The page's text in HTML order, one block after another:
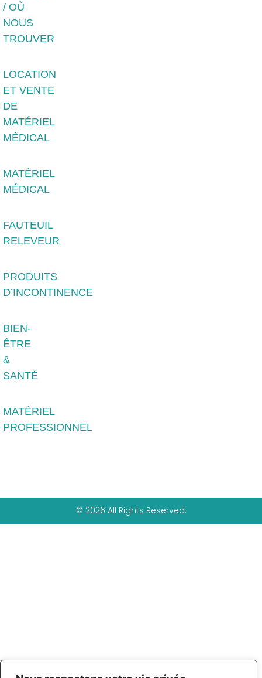
/ OÙ
NOUS
TROUVER
LOCATION
ET VENTE
DE
MATÉRIEL
MÉDICAL
MATÉRIEL
MÉDICAL
FAUTEUIL
RELEVEUR
PRODUITS
D’INCONTINENCE
BIEN-
ÊTRE
&
SANTÉ
MATÉRIEL
PROFESSIONNEL
© 2026 All Rights Reserved.